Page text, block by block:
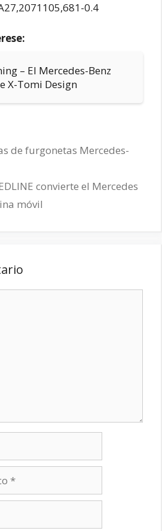
0.4
– El Mercedes-Benz
X-Tomi Design
de furgonetas Mercedes-
convierte el Mercedes
móvil